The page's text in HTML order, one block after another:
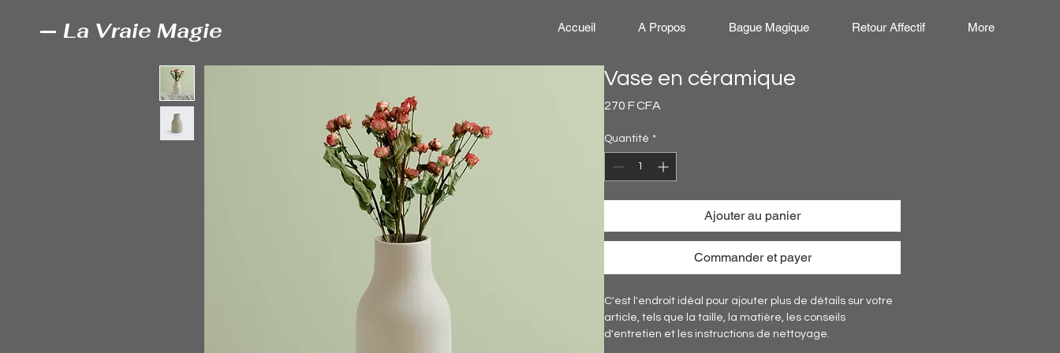
La Vraie Magie Accueil A Propos Bague Magique Retour Affectif More
Vase en céramique
270 F CFA
Quantité *
Ajouter au panier
Commander et payer
C'est l'endroit idéal pour ajouter plus de détails sur votre
article, tels que la taille, la matière, les conseils
d'entretien et les instructions de nettoyage.